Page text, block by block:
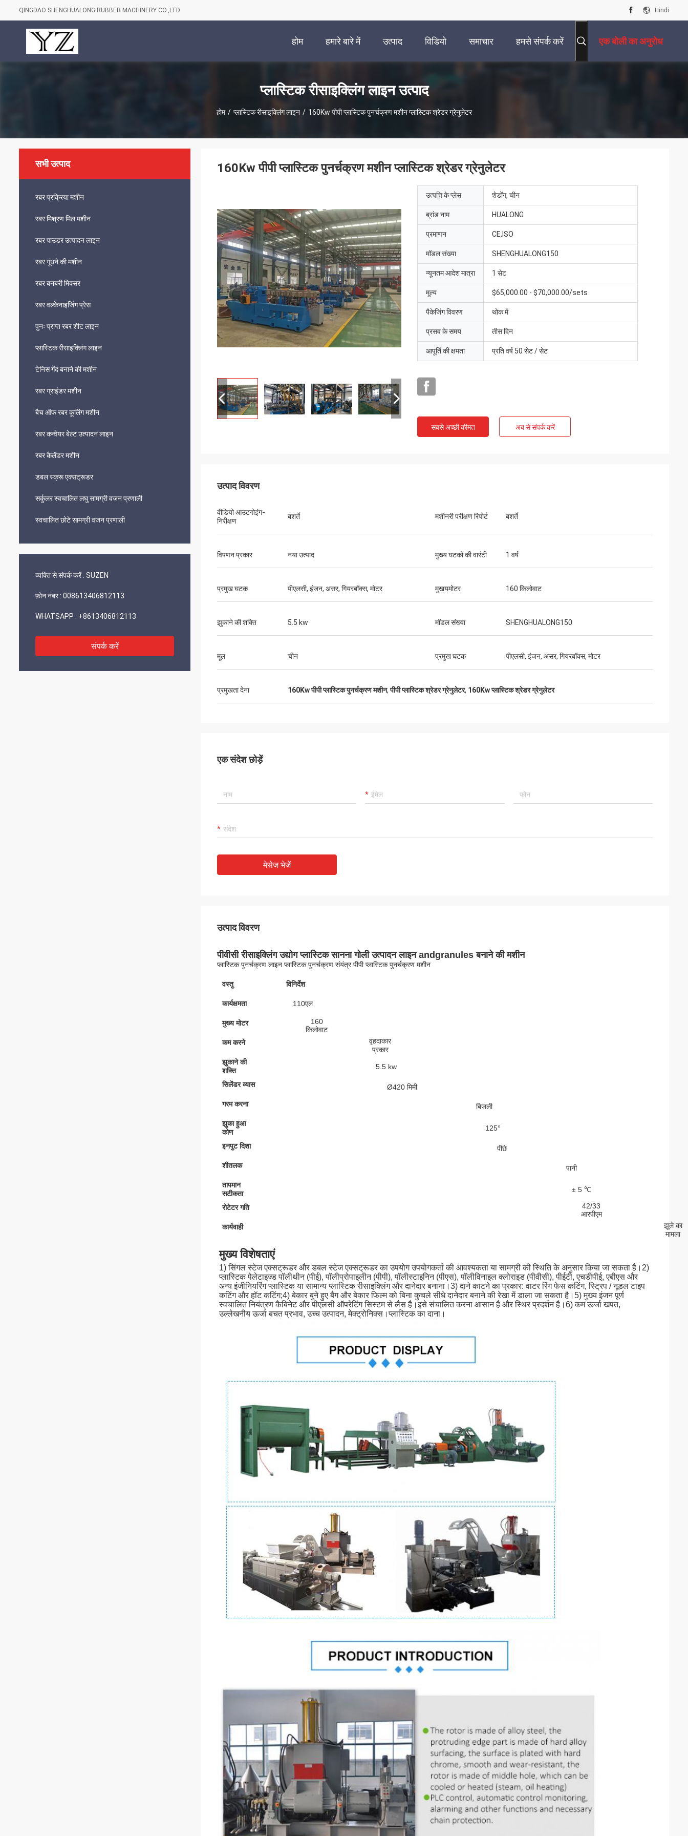
QINGDAO SHENGHUALONG RUBBER MACHINERY CO.,LTD Hindi
होम हमारे बारे में उत्पाद विडियो समाचार हमसे संपर्क करें एक बोली का अनुरोध
प्लास्टिक रीसाइक्लिंग लाइन उत्पाद
होम / प्लास्टिक रीसाइक्लिंग लाइन / 160Kw पीपी प्लास्टिक पुनर्चक्रण मशीन प्लास्टिक श्रेडर ग्रेनुलेटर
सभी उत्पाद
रबर प्रक्रिया मशीन
रबर मिश्रण मिल मशीन
रबर पाउडर उत्पादन लाइन
रबर गूंधने की मशीन
रबर बनबरी मिक्सर
रबर वल्केनाइजिंग प्रेस
पुनः प्राप्त रबर शीट लाइन
प्लास्टिक रीसाइक्लिंग लाइन
टेनिस गेंद बनाने की मशीन
रबर ग्राइंडर मशीन
बैच ऑफ रबर कूलिंग मशीन
रबर कन्वेयर बेल्ट उत्पादन लाइन
रबर कैलेंडर मशीन
डबल स्क्रू एक्सट्रूडर
सर्कुलर स्वचालित लघु सामग्री वजन प्रणाली
स्वचालित छोटे सामग्री वजन प्रणाली
व्यक्ति से संपर्क करें : SUZEN
फ़ोन नंबर : 008613406812113
WHATSAPP : +8613406812113
संपर्क करें
160Kw पीपी प्लास्टिक पुनर्चक्रण मशीन प्लास्टिक श्रेडर ग्रेनुलेटर
उत्पत्ति के प्लेस शेडोंग, चीन
ब्रांड नाम HUALONG
प्रमाणन CE,ISO
मॉडल संख्या SHENGHUALONG150
न्यूनतम आदेश मात्रा 1 सेट
मूल्य $65,000.00 - $70,000.00/sets
पैकेजिंग विवरण थोक में
प्रसव के समय तीस दिन
आपूर्ति की क्षमता प्रति वर्ष 50 सेट / सेट
सबसे अच्छी कीमत अब से संपर्क करें
उत्पाद विवरण
वीडियो आउटगोइंग-
निरीक्षण
बशर्ते मशीनरी परीक्षण रिपोर्ट बशर्ते
विपणन प्रकार नया उत्पाद मुख्य घटकों की वारंटी 1 वर्ष
प्रमुख घटक पीएलसी, इंजन, असर, गियरबॉक्स, मोटर मुखयमोटर 160 किलोवाट
झुकाने की शक्ति 5.5 kw मॉडल संख्या SHENGHUALONG150
मूल चीन प्रमुख घटक पीएलसी, इंजन, असर, गियरबॉक्स, मोटर
प्रमुखता देना 160Kw पीपी प्लास्टिक पुनर्चक्रण मशीन,पीपी प्लास्टिक श्रेडर ग्रेनुलेटर, 160Kw प्लास्टिक श्रेडर ग्रेनुलेटर
एक संदेश छोड़ें
मेसेज भेजें
उत्पाद विवरण
पीवीसी रीसाइक्लिंग उद्योग प्लास्टिक सानना गोली उत्पादन लाइन andgranules बनाने की मशीन
प्लास्टिक पुनर्चक्रण लाइन प्लास्टिक पुनर्चक्रण संयंत्र पीपी प्लास्टिक पुनर्चक्रण मशीन
वस्तु विनिर्देश
कार्यक्षमता 110एल
मुख्य मोटर
160
किलोवाट
कम करने
वृहदाकार
प्रकार
झुकाने की
शक्ति
5.5 kw
सिलेंडर व्यास Ø420 मिमी
गरम करना बिजली
झुका हुआ
कोण
125°
इनपुट दिशा पीछे
शीतलक पानी
तापमान
सटीकता
± 5 ℃
रोटेटर गति
42/33
आरपीएम
कार्यवाही
झूले का
मामला
मुख्य विशेषताएं
1) सिंगल स्टेज एक्सट्रूडर और डबल स्टेज एक्सट्रूडर का उपयोग उपयोगकर्ता की आवश्यकता या सामग्री की स्थिति के अनुसार किया जा सकता है।2)
प्लास्टिक पेलेटाइज्ड पॉलीथीन (पीई), पॉलीप्रोपाइलीन (पीपी), पॉलीस्टाइनिन (पीएस), पॉलीविनाइल क्लोराइड (पीवीसी), पीईटी, एचडीपीई, एबीएस और
अन्य इंजीनियरिंग प्लास्टिक या सामान्य प्लास्टिक रीसाइक्लिंग और दानेदार बनाना।3) दाने काटने का प्रकार: वाटर रिंग फेस कटिंग, स्ट्रिप / नूडल टाइप
कटिंग और हॉट कटिंग;4) बेकार बुने हुए बैग और बेकार फिल्म को बिना कुचले सीधे दानेदार बनाने की रेखा में डाला जा सकता है।5) मुख्य इंजन पूर्ण
स्वचालित नियंत्रण कैबिनेट और पीएलसी ऑपरेटिंग सिस्टम से लैस है।इसे संचालित करना आसान है और स्थिर प्रदर्शन है।6) कम ऊर्जा खपत,
उल्लेखनीय ऊर्जा बचत प्रभाव, उच्च उत्पादन, मेक्ट्रोनिक्स।प्लास्टिक का दाना।